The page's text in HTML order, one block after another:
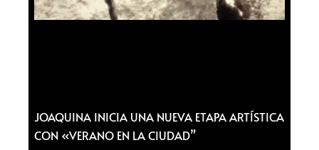
JOAQUINA INICIA UNA NUEVA ETAPA ARTÍSTICA
CON «VERANO EN LA CIUDAD”